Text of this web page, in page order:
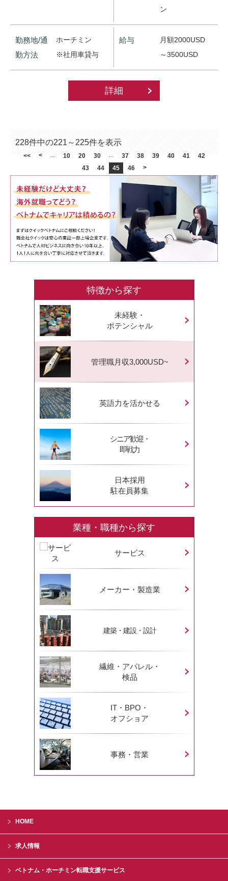
ン
勤務地/通
勤方法
ホーチミン
※社用車貸与
給与
月額2000USD
～3500USD
詳細
228件中の221～225件を表示
<< < 10 20 30 37 38 39 40 41
42
43
44 45 46 >
特徴から探す
未経験・
ポテンシャル
管理職月収3,000USD~
英語力を活かせる
シニア歓迎・
即戦力
日本採用
駐在員募集
業種・職種から探す
サービス
メーカー・製造業
建築・建設・設計
繊維・アパレル・
検品
IT・BPO・
オフショア
事務・営業
HOME
求人情報
ベトナム・ホーチミン転職支援サービス